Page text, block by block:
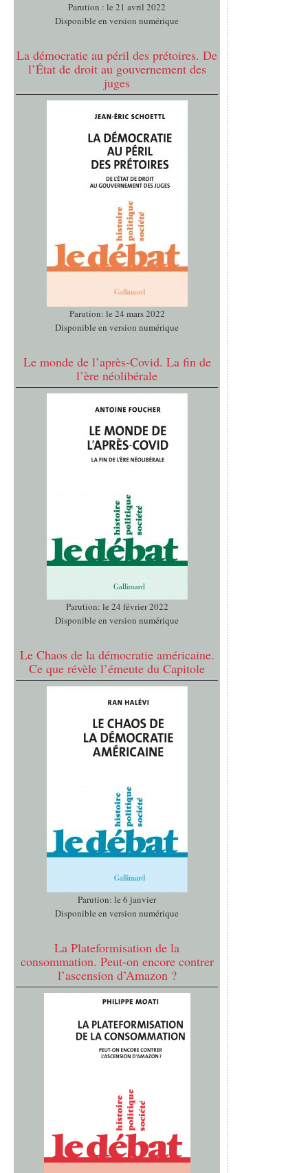
Parution : le 21 avril 2022
Disponible en version numérique
La démocratie au péril des prétoires. De
l’État de droit au gouvernement des
juges
Parution: le 24 mars 2022
Disponible en version numérique
Le monde de l’après-Covid. La fin de
l’ère néolibérale
Parution: le 24 février 2022
Disponible en version numérique
Le Chaos de la démocratie américaine.
Ce que révèle l’émeute du Capitole
Parution: le 6 janvier
Disponible en version numérique
La Plateformisation de la
consommation. Peut-on encore contrer
l’ascension d’Amazon ?